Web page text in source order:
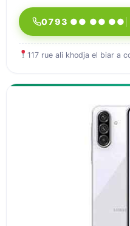
0793 ●● ●● ●●
117 rue ali khodja el biar a